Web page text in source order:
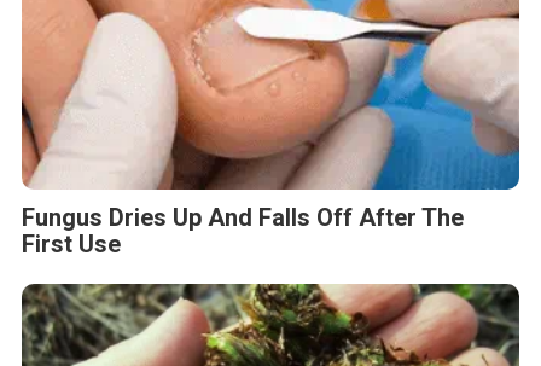
Fungus Dries Up And Falls Off After The
First Use